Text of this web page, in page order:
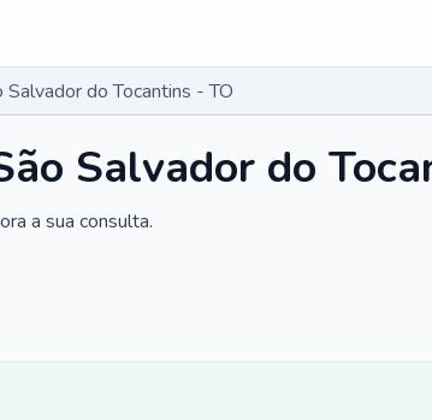
do Tocantins - TO
Salvador do
a sua consulta.